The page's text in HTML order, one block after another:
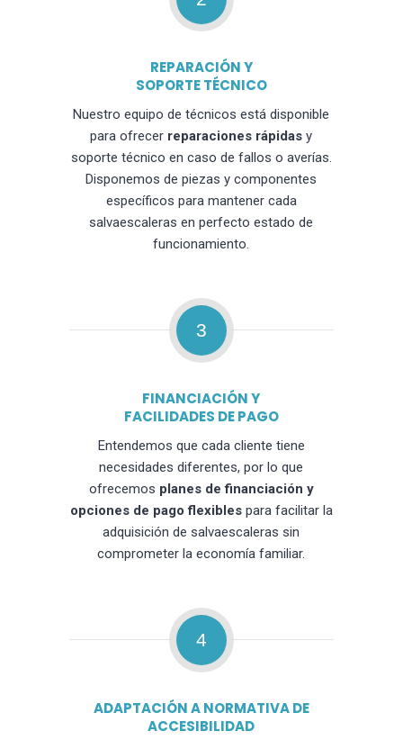
REPARACIÓN Y
SOPORTE TÉCNICO
Nuestro equipo de técnicos está disponible
para ofrecer reparaciones rápidas y
soporte técnico en caso de fallos o averías.
Disponemos de piezas y componentes
específicos para mantener cada
salvaescaleras en perfecto estado de
funcionamiento.
3
FINANCIACIÓN Y
FACILIDADES DE PAGO
Entendemos que cada cliente tiene
necesidades diferentes, por lo que
ofrecemos planes de financiación y
opciones de pago flexiblespara facilitar la
adquisición de salvaescaleras sin
comprometer la economía familiar.
4
ADAPTACIÓN A NORMATIVA DE
ACCESIBILIDAD